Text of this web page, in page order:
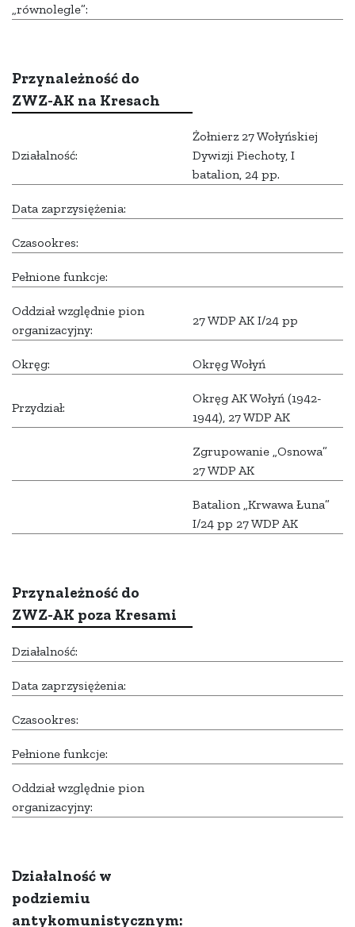
„równolegle”:
Przynależność do
ZWZ-AK na Kresach
Działalność:
Żołnierz 27 Wołyńskiej
Dywizji Piechoty, I
batalion, 24 pp.
Data zaprzysiężenia:
Czasookres:
Pełnione funkcje:
Oddział względnie pion
organizacyjny:
27 WDP AK I/24 pp
Okręg: Okręg Wołyń
Przydział:
Okręg AK Wołyń (1942-
1944), 27 WDP AK
Zgrupowanie „Osnowa”
27 WDP AK
Batalion „Krwawa Łuna”
I/24 pp 27 WDP AK
Przynależność do
ZWZ-AK poza Kresami
Działalność:
Data zaprzysiężenia:
Czasookres:
Pełnione funkcje:
Oddział względnie pion
organizacyjny:
Działalność w
podziemiu
antykomunistycznym: